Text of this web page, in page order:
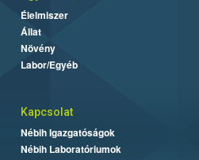
Élelmiszer
Állat
Növény
Labor/Egyéb
Kapcsolat
Nébih Igazgatóságok
Nébih Laboratóriumok